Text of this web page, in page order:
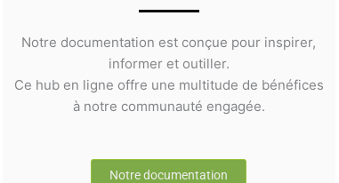
Notre documentation est conçue pour inspirer,
informer et outiller.
Ce hub en ligne offre une multitude de bénéfices
à notre communauté engagée.
Notre documentation